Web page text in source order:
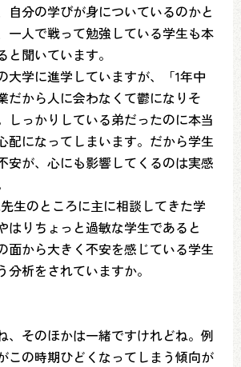
自分の学びが身についているのかと
一人で戦って勉強している学生も本
聞いています。
大学に進学していますが、「1年中
だから人に会わなくて鬱になりそ
しっかりしている弟だったのに本当
配になってしまいます。だから学生
安が、心にも影響してくるのは実感
生のところに主に相談してきた学
はりちょっと過敏な学生であると
面から大きく不安を感じている学生
分析をされていますか。
、そのほかは一緒ですけれどね。例
この時期ひどくなってしまう傾向が